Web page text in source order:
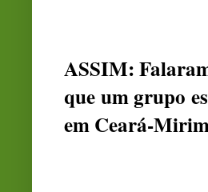
ASSIM:
que um grupo
em Ceará-